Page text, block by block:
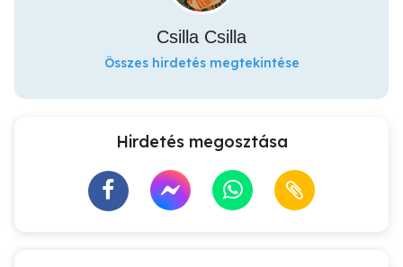
Csilla Csilla
Összes hirdetés megtekintése
Hirdetés megosztása